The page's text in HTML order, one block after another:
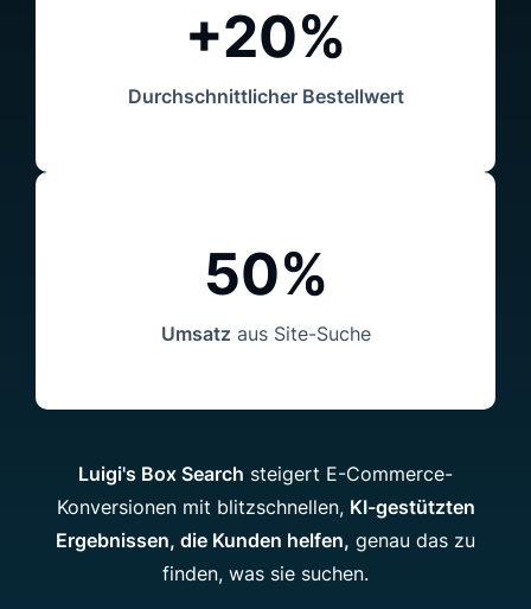
+20%
Durchschnittlicher Bestellwert
50%
Umsatz aus Site-Suche
Luigi's Box Search steigert E-Commerce-
Konversionen mit blitzschnellen, KI-gestützten
Ergebnissen, die Kunden helfen, genau das zu
finden, was sie suchen.